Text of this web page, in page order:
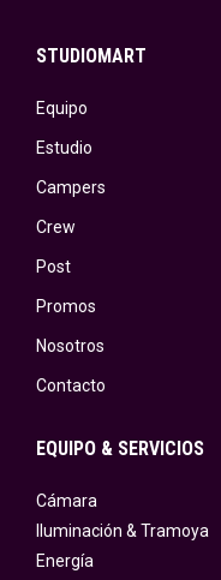
STUDIOMART
Equipo
Estudio
Campers
Crew
Post
Promos
Nosotros
Contacto
EQUIPO & SERVICIOS
Cámara
Iluminación & Tramoya
Energía